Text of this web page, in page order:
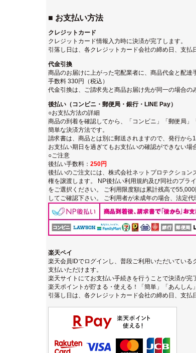
■ お支払い方法
クレジットカード
クレジットカード情報入力時に決済が完了します。
引落し日は、各クレジットカード会社の締め日、支払
代金引換
商品のお届けに上がった宅配業者に、商品代金と配達
手数料 330円（税込）
代金引換は、ご請求先と商品お届け先が同一の場合の
後払い（コンビニ・郵便局・銀行・LINE Pay）
○お支払方法の詳細
商品の到着を確認してから、「コンビニ」「郵便局」
簡単な決済方法です。
請求書は、商品とは別に郵送されますので、発行から
お支払い期日を過ぎてもお支払いの確認ができない場
○ご注意
後払い手数料： 250円
後払いのご注文には、 株式会社ネットプロテクション
権を譲渡します。 NP後払い利用規約及び同社のプラ
をご選択ください。 ご利用限度額は累計残高で
してご確認下さい。 ご利用者が未成年の場合、法定
楽天ペイ
楽天会員IDでログインし、普段ご利用いただいてい
支払いただけます。
楽天サイトにてお支払い手続きを行うことで決済が完
楽天ポイントが貯まる・使える！「簡単」「あんしん
引落し日は、各クレジットカード会社の締め日、支払